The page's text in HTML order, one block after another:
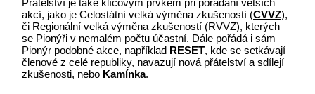
akcí, jako je Celostátní velká výměna zkušeností (CVVZ),
či Regionální velká výměna zkušeností (RVVZ), kterých
se Pionýři v nemalém počtu účastní. Dále pořádá i sám
Pionýr podobné akce, například RESET, kde se setkávají
členové z celé republiky, navazují nová přátelství a sdílejí
zkušenosti, nebo Kamínka.